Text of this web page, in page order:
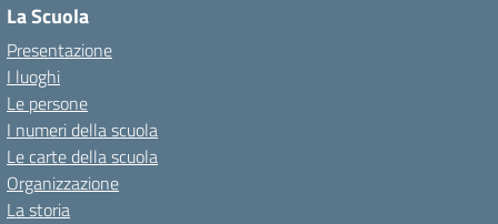
La Scuola
Presentazione
I luoghi
Le persone
I numeri della scuola
Le carte della scuola
Organizzazione
La storia